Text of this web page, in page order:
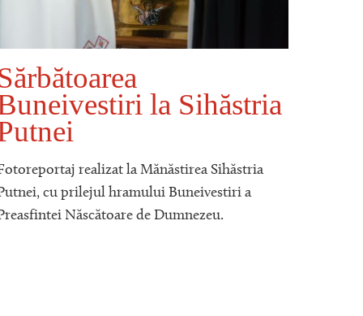
la Sihăstria
realizat la Mănăstirea Sihăstria
cu prilejul hramului Buneivestiri a
Născătoare de Dumnezeu.